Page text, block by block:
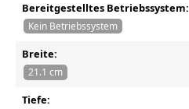
Bereitgestelltes Betriebssystem:
Kein Betriebssystem
Breite:
21.1 cm
Tiefe: